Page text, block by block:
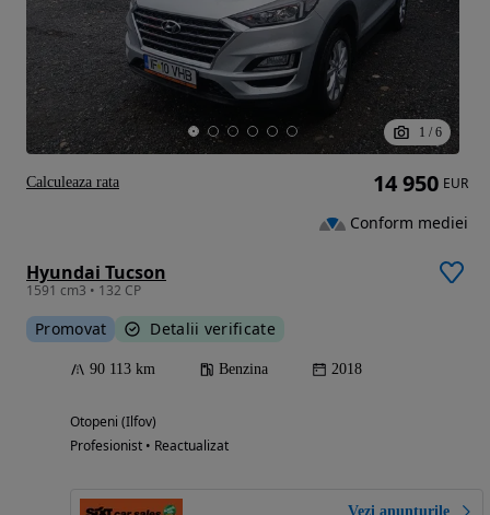
1 / 6
Hyundai Tucson
1591 cm3 • 132 CP
Promovat Detalii verificate
90 113 km Benzina 2018
Otopeni (Ilfov)
Profesionist • Reactualizat
Vezi anunțurile
14 950 EUR
Conform mediei
Calculeaza rata